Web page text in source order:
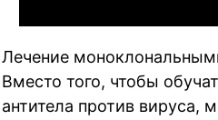
Лечение
Вместо того, чтобы
антитела против вируса,